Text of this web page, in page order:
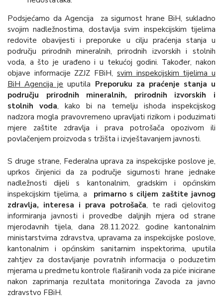
Podsjećamo da Agencija za sigurnost hrane BiH, sukladno
svojim nadležnostima, dostavlja svim inspekcijskim tijelima
redovite obavijesti i preporuke u cilju praćenja stanja u
području prirodnih mineralnih, prirodnih izvorskih i stolnih
voda, a što je urađeno i u tekućoj godini. Također, nakon
objave informacije ZZJZ FBiH, svim inspekcijskim tijelima u
BiH Agencija je uputila Preporuku za praćenje stanja u
području prirodnih mineralnih, prirodnih izvorskih i
stolnih voda, kako bi na temelju ishoda inspekcijskog
nadzora mogla pravovremeno upravljati rizikom i poduzimati
mjere zaštite zdravlja i prava potrošača opozivom ili
povlačenjem proizvoda s tržišta i izvještavanjem javnosti.
S druge strane, Federalna uprava za inspekcijske poslove je,
uprkos činjenici da za područje sigurnosti hrane jednake
nadležnosti dijeli s kantonalnim, gradskim i općinskim
inspekcijskim tijelima, a primarno s ciljem zaštite javnog
zdravlja, interesa i prava potrošača, te radi cjelovitog
informiranja javnosti i provedbe daljnjih mjera od strane
mjerodavnih tijela, dana 28.11.2022. godine kantonalnim
ministarstvima zdravstva, upravama za inspekcijske poslove,
kantonalnim i općinskim sanitarnim inspektorima, uputila
zahtjev za dostavljanje povratnih informacija o poduzetim
mjerama u predmetu kontrole flaširanih voda za piće inicirane
nakon zaprimanja rezultata monitoringa Zavoda za javno
zdravstvo FBiH.